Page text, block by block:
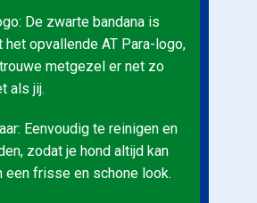
De zwarte bandana is
opvallende AT Para-logo,
metgezel er net zo
als jij.
Eenvoudig te reinigen en
zodat je hond altijd kan
een frisse en schone look.